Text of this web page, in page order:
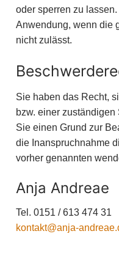
oder sperren zu
Anwendung, wenn die
nicht zulässt.
Sie haben das Recht,
bzw. einer
Sie einen Grund zur
die Inanspruchnahme
vorher genannten
Anja Andreae
Tel. 0151 / 613 474 31
kontakt@anja-